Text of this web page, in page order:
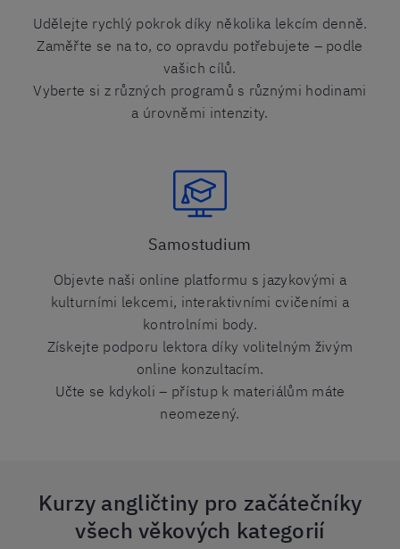
Udělejte rychlý pokrok díky několika lekcím denně.
Zaměřte se na to, co opravdu potřebujete – podle
vašich cílů.
Vyberte si z různých programů s různými hodinami
a úrovněmi intenzity.
Samostudium
Objevte naši online platformu s jazykovými a
kulturními lekcemi, interaktivními cvičeními a
kontrolními body.
Získejte podporu lektora díky volitelným živým
online konzultacím.
Učte se kdykoli – přístup k materiálům máte
neomezený.
Kurzy angličtiny pro začátečníky
všech věkových kategorií